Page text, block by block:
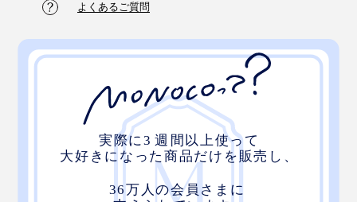
よくあるご質問